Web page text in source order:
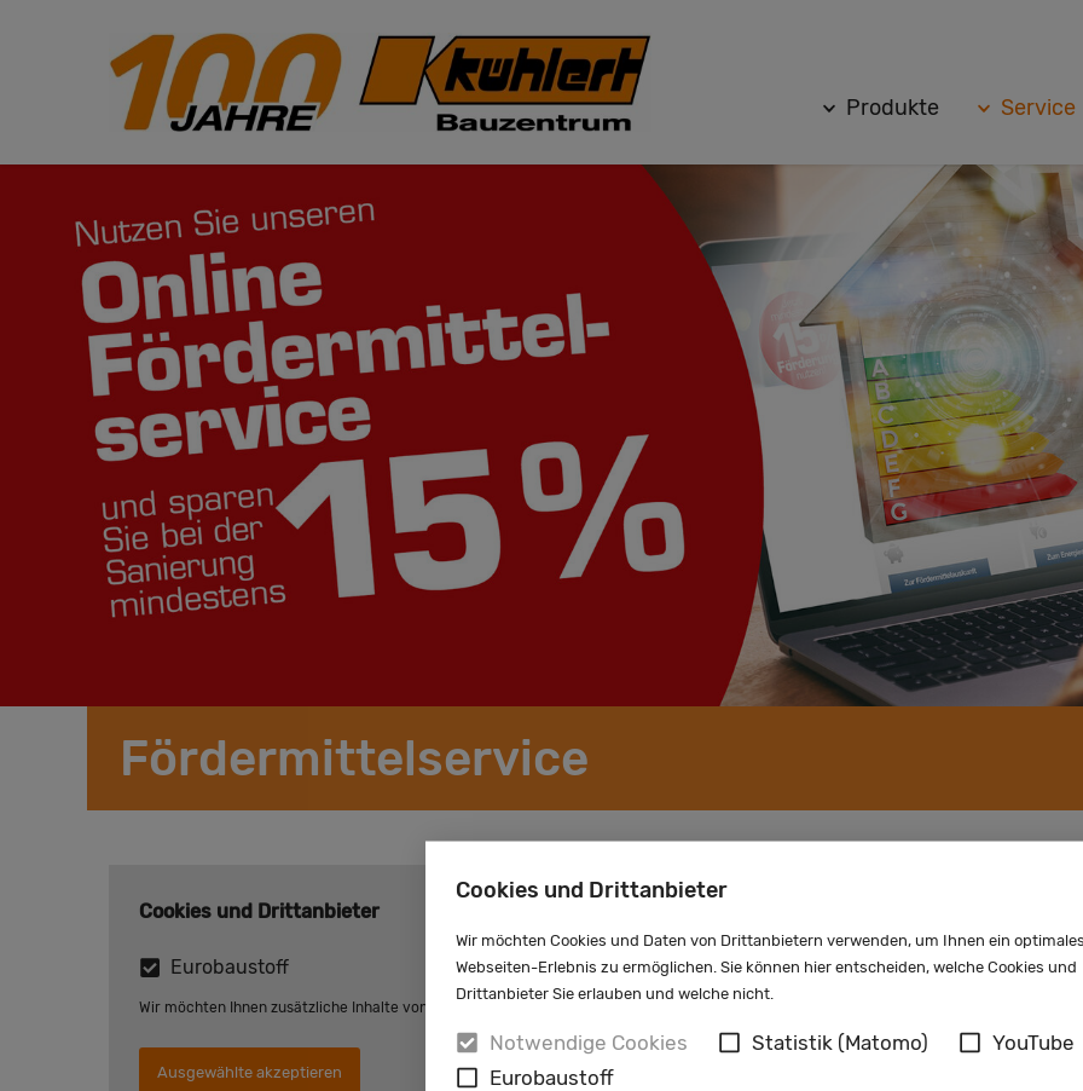
Cookies und Drittanbieter
Wir möchten Cookies und Daten von Drittanbietern verwenden, um Ihnen ein
Webseiten-Erlebnis zu ermöglichen. Sie können hier entscheiden, welche Cookies und
Drittanbieter Sie erlauben und welche nicht.
Notwendige Cookies Statistik (Matomo)
YouTube
Eurobaustoff
Produkte Service
Fördermittelservice
Cookies und Drittanbieter
Eurobaustoff
Wir möchten Ihnen zusätzliche Inhalte von Eurobaustoff anzeigen.
Ausgewählte akzeptieren